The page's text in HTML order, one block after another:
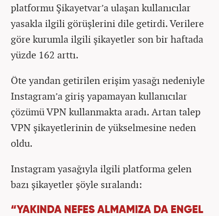
platformu Şikayetvar’a ulaşan kullanıcılar
yasakla ilgili görüşlerini dile getirdi. Verilere
göre kurumla ilgili şikayetler son bir haftada
yüzde 162 arttı.
Öte yandan getirilen erişim yasağı nedeniyle
Instagram’a giriş yapamayan kullanıcılar
çözümü VPN kullanmakta aradı. Artan talep
VPN şikayetlerinin de yükselmesine neden
oldu.
Instagram yasağıyla ilgili platforma gelen
bazı şikayetler şöyle sıralandı:
“YAKINDA NEFES ALMAMIZA DA ENGEL